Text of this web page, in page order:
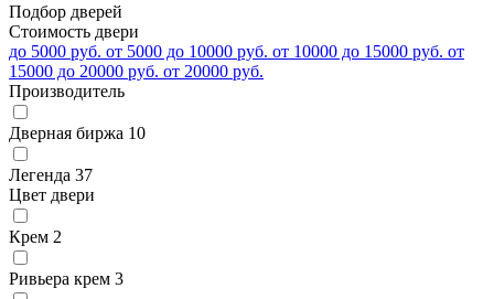
Подбор дверей
Стоимость двери
до 5000 руб. от 5000 до 10000 руб. от 10000 до 15000 руб. от
15000 до 20000 руб. от 20000 руб.
Производитель
Дверная биржа 10
Легенда 37
Цвет двери
Крем 2
Ривьера крем 3